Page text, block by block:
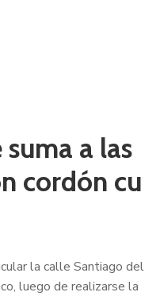
a las
cordón cu
la calle Santiago del
luego de realizarse la